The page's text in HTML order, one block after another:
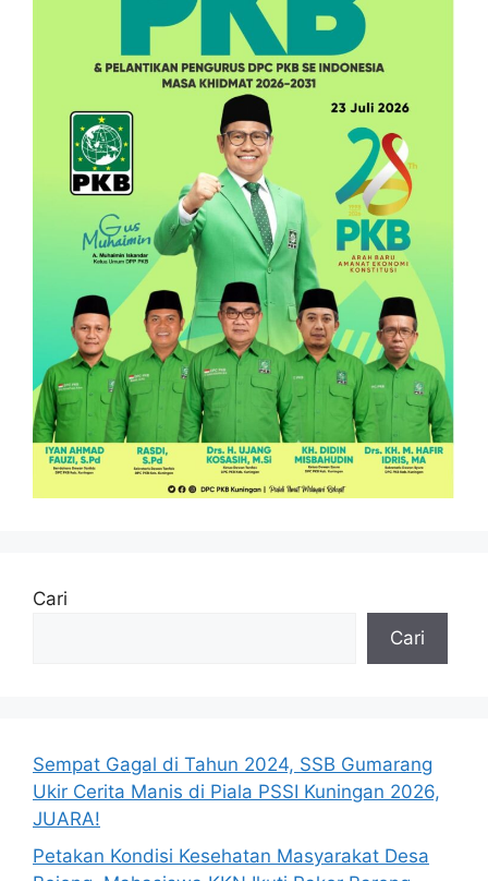
Cari
Cari
Sempat Gagal di Tahun 2024, SSB Gumarang
Ukir Cerita Manis di Piala PSSI Kuningan 2026,
JUARA!
Petakan Kondisi Kesehatan Masyarakat Desa